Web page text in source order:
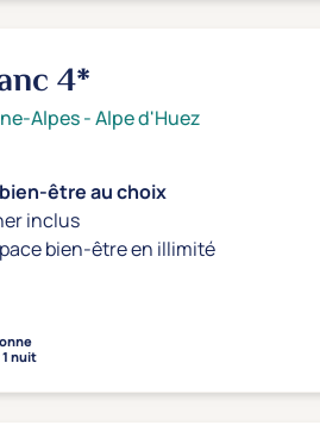
4*
Alpes-Alpe d'Huez
être au choix
inclus
bien-être en illimité
nuit